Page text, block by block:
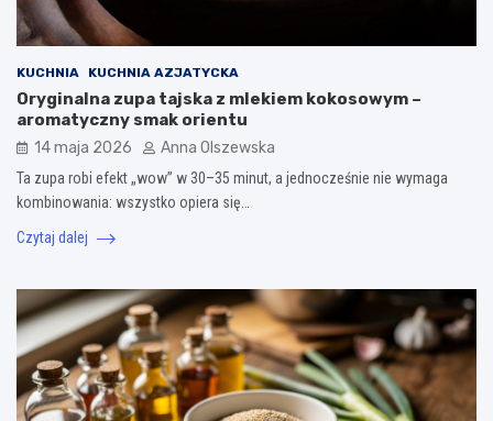
KUCHNIA KUCHNIA AZJATYCKA
Oryginalna zupa tajska z mlekiem kokosowym –
aromatyczny smak orientu
14 maja 2026 Anna Olszewska
Ta zupa robi efekt „wow” w 30–35 minut, a jednocześnie nie wymaga
kombinowania: wszystko opiera się…
Czytaj dalej